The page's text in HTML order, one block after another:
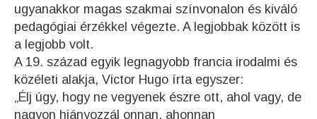
ugyanakkor magas szakmai színvonalon és kiváló
pedagógiai érzékkel végezte. A legjobbak között is
a legjobb volt.
A 19. század egyik legnagyobb francia irodalmi és
közéleti alakja, Victor Hugo írta egyszer:
„Élj úgy, hogy ne vegyenek észre ott, ahol vagy, de
nagyon hiányozzál onnan, ahonnan